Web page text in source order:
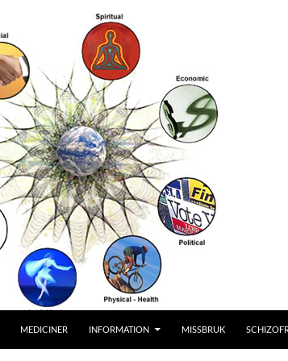
MEDICINER INFORMATION MISSBRUK